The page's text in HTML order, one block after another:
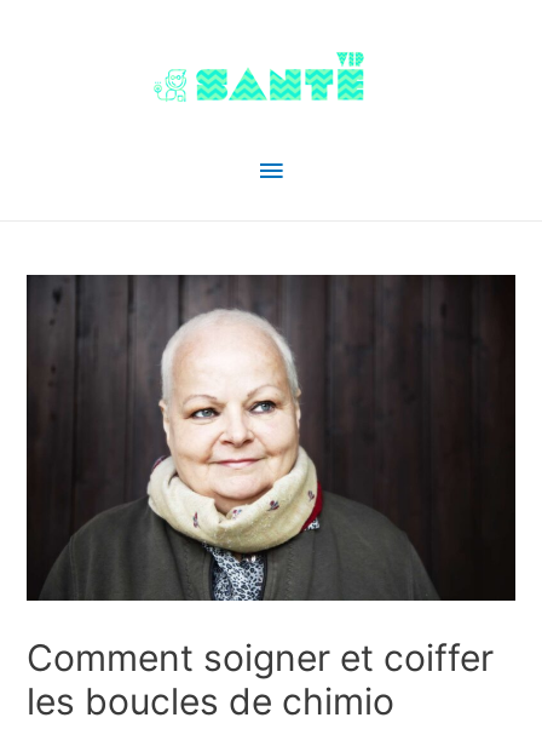
Menu
Comment soigner et coiffer
les boucles de chimio